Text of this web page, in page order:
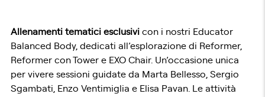
Allenamenti tematici esclusivi con i nostri Educator
Balanced Body, dedicati all’esplorazione di Reformer,
Reformer con Tower e EXO Chair. Un’occasione unica
per vivere sessioni guidate da Marta Bellesso, Sergio
Sgambati, Enzo Ventimiglia e Elisa Pavan. Le attività